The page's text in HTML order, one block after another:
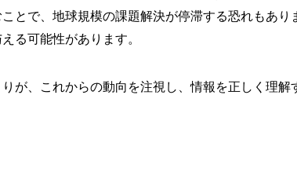
とで、地球規模の課題解決が停滞する恐れもあり
る可能性があります。
、これからの動向を注視し、情報を正しく理解